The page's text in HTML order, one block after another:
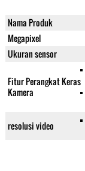
Nama Produk
Megapixel
Ukuran sensor
Fitur Perangkat Keras
Kamera
resolusi video